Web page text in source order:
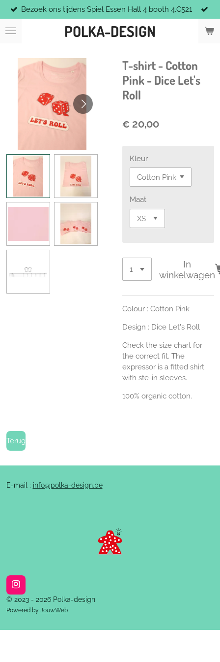
Ga
direct
naar
POLKA-DESIGN
Bezoek ons tijdens Spiel Essen Hall 4 booth 4.C521
T-shirt - Cotton
Pink - Dice Let's
Roll
€ 20,00
Kleur
Maat
In
winkelwagen
Colour : Cotton Pink
Design : Dice Let's Roll
Check the size chart for
the correct fit. The
expressor is a fitted shirt
with ste-in sleeves.
100% organic cotton.
Terug
E-mail : info@polka-design.be
I
n
t
g
© 2023 - 2026 Polka-design
Powered by JouwWeb